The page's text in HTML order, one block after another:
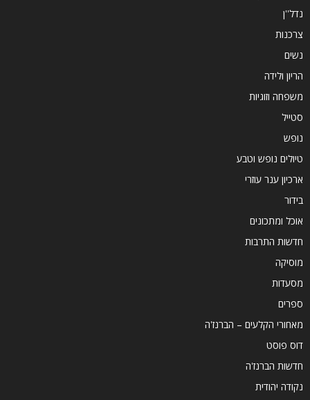
נדל''ן
צרכנות
נשים
הריון ולידה
משפחה וזוגיות
סטייל
נופש
טיולים נופש וטבע
ארכיון ענר עוזרי
בידור
אוכל ומתכונים
חדשות התרבות
מוסיקה
מסעדות
ספרים
מאחורי הקלעים – הברנז'ה
דוס פוסט
חדשות הברנז'ה
נקודה יהודית